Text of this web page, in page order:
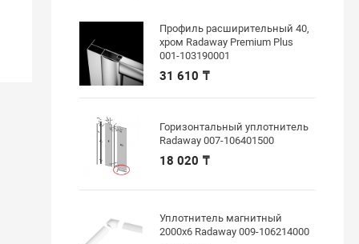
Профиль расширительный 40,
хром Radaway Premium Plus
001-103190001
31 610 ₸
Горизонтальный уплотнитель
Radaway 007-106401500
18 020 ₸
Уплотнитель магнитный
2000х6 Radaway 009-106214000